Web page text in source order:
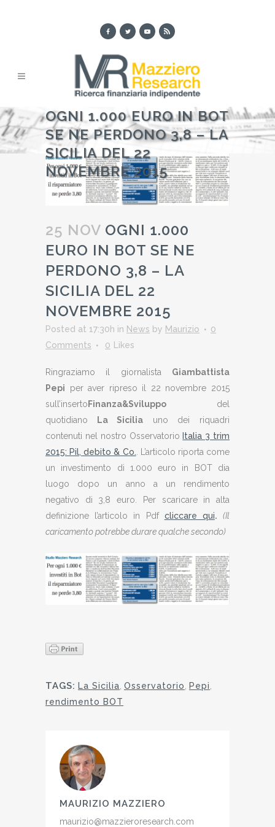
OGNI 1.000 EURO IN BOT
SE NE PERDONO 3,8 – LA
SICILIA DEL 22
NOVEMBRE 2015
25 NOV OGNI 1.000
EURO IN BOT SE NE
PERDONO 3,8 – LA
SICILIA DEL 22
NOVEMBRE 2015
Posted at 17:30h in News by Maurizio
0
Comments
0 Likes
Ringraziamo il giornalista Giambattista
Pepi per aver ripreso il 22 novembre 2015
sull’insertoFinanza&Sviluppo del
quotidiano La Sicilia uno dei riquadri
contenuti nel nostro OsservatorioItalia 3 trim
2015: Pil, debito & Co. . L’articolo riporta come
un investimento di 1.000 euro in BOT dia
luogo dopo un anno a un rendimento
negativo di 3,8 euro. Per scaricare in alta
definizione l’articolo in Pdf cliccare qui.
(Il
caricamento potrebbe durare qualche secondo)
TAGS: La Sicilia Osservatorio Pepi
rendimento BOT
MAURIZIO MAZZIERO
maurizio@mazzieroresearch.com